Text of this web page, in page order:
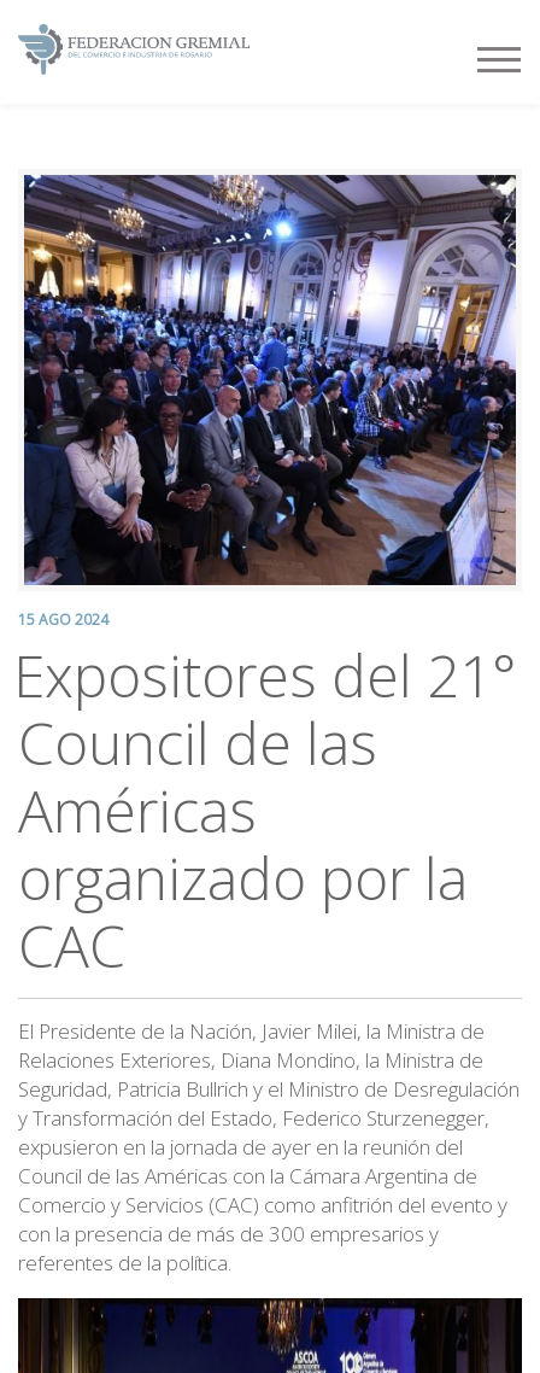
15 AGO 2024
Expositores del 21°
Council de las
Américas
organizado por la
CAC
El Presidente de la Nación, Javier Milei, la Ministra de
Relaciones Exteriores, Diana Mondino, la Ministra de
Seguridad, Patricia Bullrich y el Ministro de Desregulación
y Transformación del Estado, Federico Sturzenegger,
expusieron en la jornada de ayer en la reunión del
Council de las Américas con la Cámara Argentina de
Comercio y Servicios (CAC) como anfitrión del evento y
con la presencia de más de 300 empresarios y
referentes de la política.